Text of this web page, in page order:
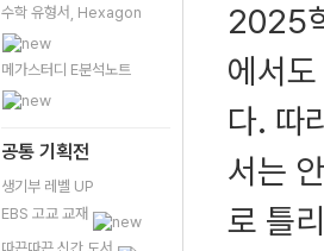
수학 유형서, Hexagon
메가스터디 E분석노트
공통 기획전
생기부 레벨 UP
EBS 고교 교재
2025
에서
다. 따
서는
로 틀